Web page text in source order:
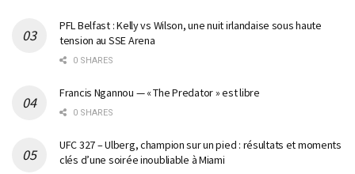
PFL Belfast : Kelly vs Wilson, une nuit irlandaise sous haute
tension au SSE Arena
0 SHARES
Francis Ngannou — « The Predator » est libre
0 SHARES
UFC 327 – Ulberg, champion sur un pied : résultats et moments
clés d’une soirée inoubliable à Miami